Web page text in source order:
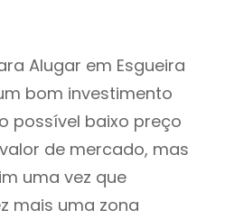
Alugar em Esgueira
bom investimento
possível baixo preço
de mercado, mas
uma vez que
mais uma zona